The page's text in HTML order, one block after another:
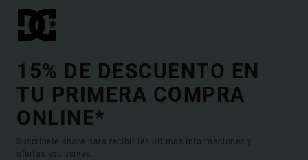
15% DE DESCUENTO EN
TU PRIMERA COMPRA
ONLINE*
Suscríbete ahora para recibir las ultimas informaciones y
ofertas exclusivas.